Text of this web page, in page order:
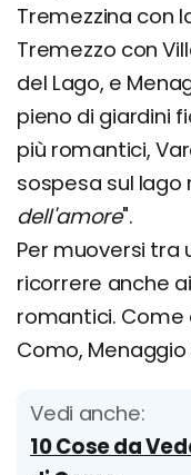
Tremezzina con
Tremezzo con
del Lago, e
pieno di giardini
più romantici,
sospesa sul
dell'amore".
Per muoversi tra
ricorrere anche
romantici.
Como, Menaggio
Vedi anche:
10 Cose da